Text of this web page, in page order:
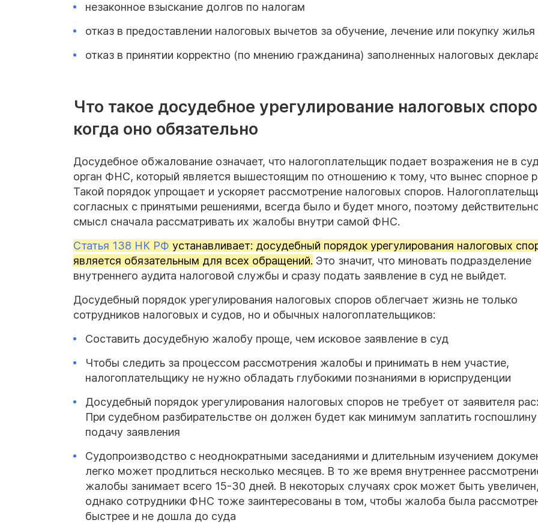
незаконное взыскание долгов по налогам
отказ в предоставлении налоговых вычетов за обучение, лечение или покупку жилья
отказ в принятии корректно (по мнению гражданина) заполненных налоговых
Что такое досудебное урегулирование налоговых
когда оно обязательно
Досудебное обжалование означает, что налогоплательщик подает возражения не в
орган ФНС, который является вышестоящим по отношению к тому, что вынес спорное
Такой порядок упрощает и ускоряет рассмотрение налоговых споров.
согласных с принятыми решениями, всегда было и будет много, поэтому
смысл сначала рассматривать их жалобы внутри самой ФНС.
Статья 138 НК РФ устанавливает: досудебный порядок урегулирования налоговых
является обязательным для всех обращений. Это значит, что миновать подразделение
внутреннего аудита налоговой службы и сразу подать заявление в суд не выйдет.
Досудебный порядок урегулирования налоговых споров облегчает жизнь не только
сотрудников налоговых и судов, но и обычных налогоплательщиков:
Составить досудебную жалобу проще, чем исковое заявление в суд
Чтобы следить за процессом рассмотрения жалобы и принимать в нем участие,
налогоплательщику не нужно обладать глубокими познаниями в юриспруденции
Досудебный порядок урегулирования налоговых споров не требует от заявителя
При судебном разбирательстве он должен будет как минимум заплатить госпошлину
подачу заявления
Судопроизводство с неоднократными заседаниями и длительным изучением
легко может продлиться несколько месяцев. В то же время внутреннее
жалобы занимает всего 15-30 дней. В некоторых случаях срок может быть увеличен,
однако сотрудники ФНС тоже заинтересованы в том, чтобы жалоба была
быстрее и не дошла до суда